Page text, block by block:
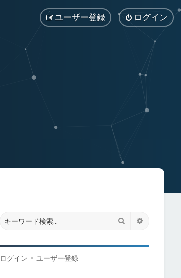
ログイン
ユーザー登録
検索
ログイン • ユーザー登録